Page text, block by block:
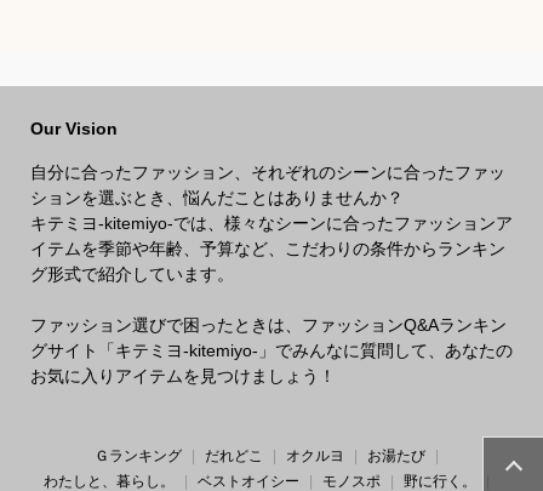
Our Vision
自分に合ったファッション、それぞれのシーンに合ったファッ
ションを選ぶとき、悩んだことはありませんか？
キテミヨ-kitemiyo-では、様々なシーンに合ったファッションア
イテムを季節や年齢、予算など、こだわりの条件からランキン
グ形式で紹介しています。
ファッション選びで困ったときは、ファッションQ&Aランキン
グサイト「キテミヨ-kitemiyo-」でみんなに質問して、あなたの
お気に入りアイテムを見つけましょう！
Ｇランキング だれどこ オクルヨ
お湯たび
わたしと、暮らし。
ベストオイシー モノスポ 野に行く。